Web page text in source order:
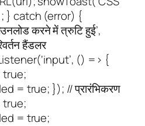
} catch (error) {
करने में त्रुटि हुई’,
हैंडलर
() => {
true;
= true; }); // प्रारंभिकरण
true;
= true;